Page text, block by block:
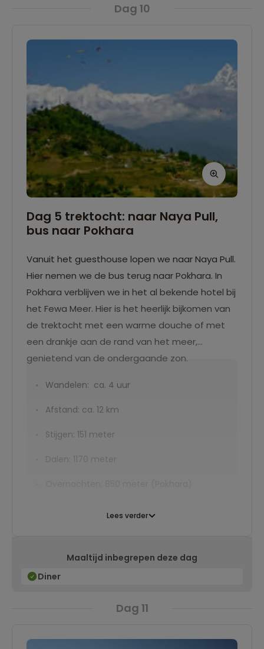
Dag 10
Dag 5 trektocht: naar Naya Pull,
bus naar Pokhara
Vanuit het guesthouse lopen we naar Naya Pull.
Hier nemen we de bus terug naar Pokhara. In
Pokhara verblijven we in het al bekende hotel bij
het Fewa Meer. Hier is het heerlijk bijkomen van
de trektocht met een warme douche of met
een drankje aan de rand van het meer,
genietend van de ondergaande zon.
Wandelen: ca. 4 uur
Afstand: ca. 12 km
Stijgen: 151 meter
Dalen: 1170 meter
Lees verder
Maaltijd inbegrepen deze dag
Diner
Dag 11